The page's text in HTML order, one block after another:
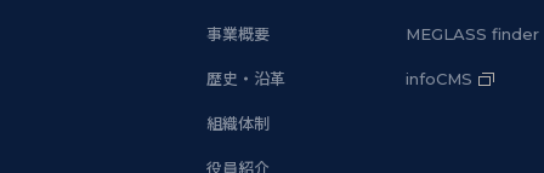
事業概要
歴史・沿革
組織体制
役員紹介
MEGLASS finder
infoCMS